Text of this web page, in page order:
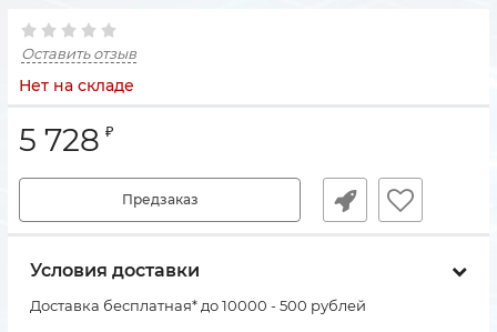
Оставить отзыв
Нет на складе
5 728 ₽
Предзаказ
Условия доставки
Доставка бесплатная* до 10000 - 500 рублей